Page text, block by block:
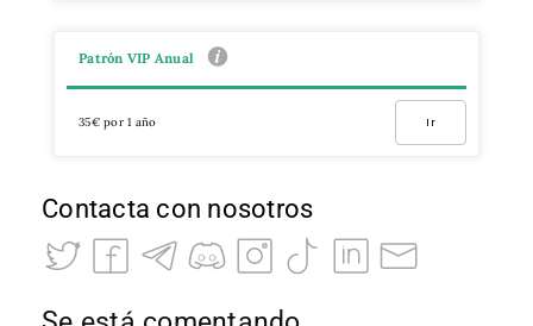
Patrón VIP Anual
35€ por 1 año Ir
Contacta con nosotros